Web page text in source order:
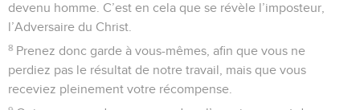
devenu homme. C’est en cela que se révèle l’imposteur,
l’Adversaire du Christ.
8 Prenez donc garde à vous-mêmes, afin que vous ne
perdiez pas le résultat de notre travail, mais que vous
receviez pleinement votre récompense.